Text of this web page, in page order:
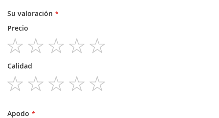
Su valoración
Precio
star
stars
stars
stars
stars
Calidad
Apodo